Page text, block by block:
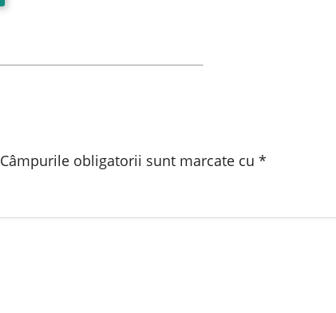
Câmpurile obligatorii sunt marcate cu *